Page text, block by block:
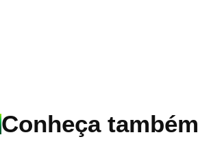
Conheça também